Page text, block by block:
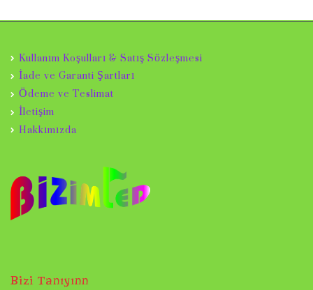
Kullanım Koşulları & Satış Sözleşmesi
İade ve Garanti Şartları
Ödeme ve Teslimat
İletişim
Hakkımızda
Bizi Tanıyınn